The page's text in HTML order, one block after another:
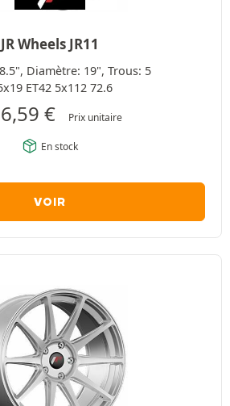
JR Wheels JR11
Diamètre: 19", Trous: 5
ET42 5x112 72.6
€ Prix unitaire
En stock
VOIR